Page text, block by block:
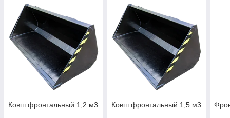
Ковш фронтальный 1,2 м3 Ковш фронтальный 1,5 м3